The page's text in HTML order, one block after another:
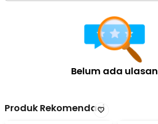
Belum ada ulasan
Produk Rekomendasi